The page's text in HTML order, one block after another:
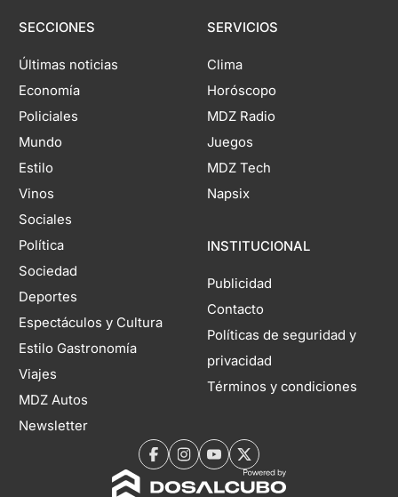
SECCIONES
Últimas noticias
Economía
Policiales
Mundo
Estilo
Vinos
Sociales
Política
Sociedad
Deportes
Espectáculos y Cultura
Estilo Gastronomía
Viajes
MDZ Autos
Newsletter
SERVICIOS
Clima
Horóscopo
MDZ Radio
Juegos
MDZ Tech
Napsix
INSTITUCIONAL
Publicidad
Contacto
Políticas de seguridad y
privacidad
Términos y condiciones